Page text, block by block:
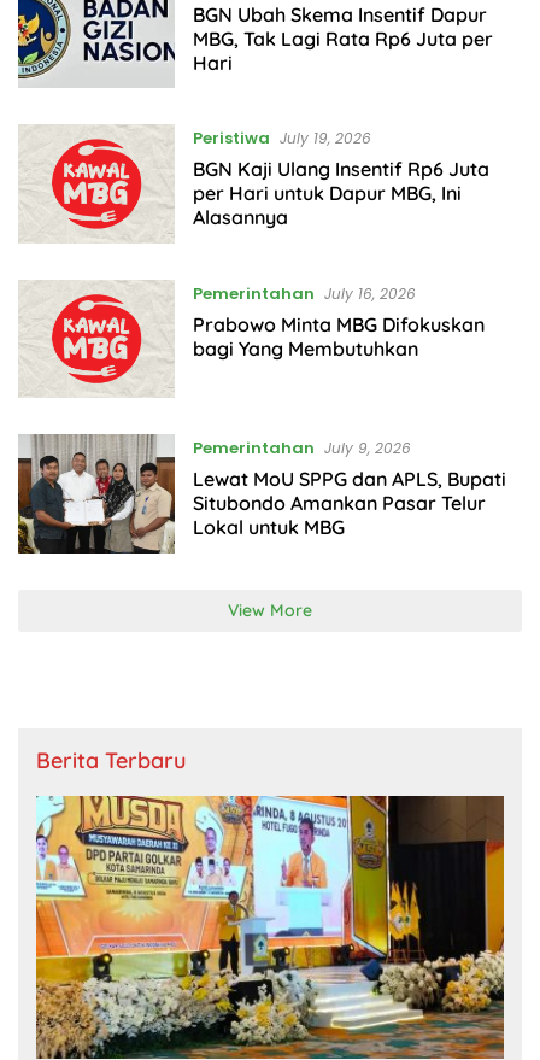
BGN Ubah Skema Insentif Dapur
MBG, Tak Lagi Rata Rp6 Juta per
Hari
Peristiwa July 19, 2026
BGN Kaji Ulang Insentif Rp6 Juta
per Hari untuk Dapur MBG, Ini
Alasannya
Pemerintahan July 16, 2026
Prabowo Minta MBG Difokuskan
bagi Yang Membutuhkan
Pemerintahan July 9, 2026
Lewat MoU SPPG dan APLS, Bupati
Situbondo Amankan Pasar Telur
Lokal untuk MBG
View More
Berita Terbaru